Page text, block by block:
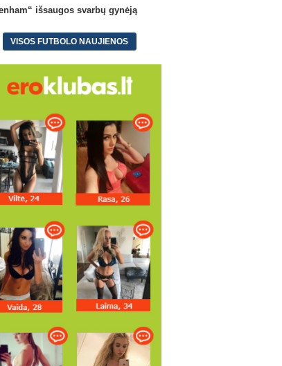
Brugge“ prisijungs
išsaugos svarbų gynėją
VISOS FUTBOLO NAUJIENOS